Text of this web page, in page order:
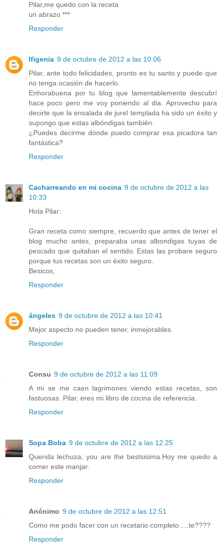
Pilar,me quedo con la receta
un abrazo ***
Responder
Ifigenia 9 de octubre de 2012 a las 10:06
Pilar, ante todo felicidades, pronto es tu santo y puede que
no tenga ocasión de hacerlo.
Enhorabuena por tu blog que lamentablemente descubrí
hace poco pero me voy poniendo al dia. Aprovecho para
decirte que la ensalada de jurel templada ha sido un éxito y
supongo que estas albóndigas también.
¿Puedes decirme dónde puedo comprar esa picadora tan
fantástica?
Responder
Cacharreando en mi cocina 9 de octubre de 2012 a las
10:33
Hola Pilar:
Gran receta como siempre, recuerdo que antes de tener el
blog mucho antes, preparaba unas albondigas tuyas de
pescado que quitaban el sentido. Estas las probare seguro
porque tus recetas son un éxito seguro.
Besicos,
Responder
ángeles 9 de octubre de 2012 a las 10:41
Mejor aspecto no pueden tener, inmejorables.
Responder
Consu 9 de octubre de 2012 a las 11:09
A mi se me caen lagrimones viendo estas recetas, son
fastuosas. Pilar, eres mi libro de cocina de referencia.
Responder
Sopa Boba 9 de octubre de 2012 a las 12:25
Querida lechuza, you are the bestsisima.Hoy me quedo a
comer este manjar.
Responder
Anónimo 9 de octubre de 2012 a las 12:51
Como me podo facer con un recetario completo.....te????
Responder